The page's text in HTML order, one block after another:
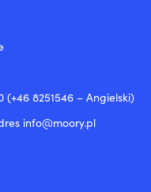
8251546 – Angielski)
info@moory.pl